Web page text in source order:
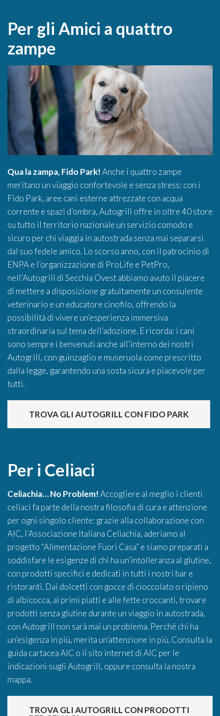
Per gli Amici a quattro
zampe
Qua la zampa, Fido Park!Anche i quattro zampe
meritano un viaggio confortevole e senza stress: con i
Fido Park, aree cani esterne attrezzate con acqua
corrente e spazi d’ombra, Autogrill offre in oltre 40 store
su tutto il territorio nazionale un servizio comodo e
sicuro per chi viaggia in autostrada senza mai separarsi
dal suo fedele amico. Lo scorso anno, con il patrocinio di
ENPA e l’organizzazione di ProLife e PetPro,
nell’Autogrill di Secchia Ovest abbiamo avuto il piacere
di mettere a disposizione gratuitamente un consulente
veterinario e un educatore cinofilo, offrendo la
possibilità di vivere un’esperienza immersiva
straordinaria sul tema dell’adozione. E ricorda: i cani
sono sempre i benvenuti anche all’interno dei nostri
Autogrill, con guinzaglio e museruola come prescritto
dalla legge, garantendo una sosta sicura e piacevole per
tutti.
TROVA GLI AUTOGRILL CON FIDO PARK
Per i Celiaci
Celiachia… No Problem!Accogliere al meglio i clienti
celiaci fa parte della nostra filosofia di cura e attenzione
per ogni singolo cliente: grazie alla collaborazione con
AIC, l’Associazione Italiana Celiachia, aderiamo al
progetto “Alimentazione Fuori Casa” e siamo preparati a
soddisfare le esigenze di chi ha un’intolleranza al glutine,
con prodotti specifici e dedicati in tutti i nostri bar e
ristoranti. Dai dolcetti con gocce di cioccolato o ripieno
di albicocca, ai primi piatti e alle fette croccanti, trovare
prodotti senza glutine durante un viaggio in autostrada,
con Autogrill non sarà mai un problema. Perché chi ha
un’esigenza in più, merita un’attenzione in più. Consulta la
guida cartacea AIC o il sito internet di AIC per le
indicazioni sugli Autogrill, oppure consulta la nostra
mappa.
TROVA GLI AUTOGRILL CON PRODOTTI